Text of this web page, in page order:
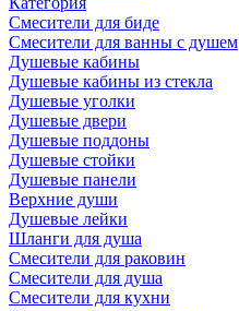
Смесители для биде
Смесители для ванны с душем
Душевые кабины
Душевые кабины из стекла
Душевые уголки
Душевые двери
Душевые поддоны
Душевые стойки
Душевые панели
Верхние души
Душевые лейки
Шланги для душа
Смесители для раковин
Смесители для душа
Смесители для кухни